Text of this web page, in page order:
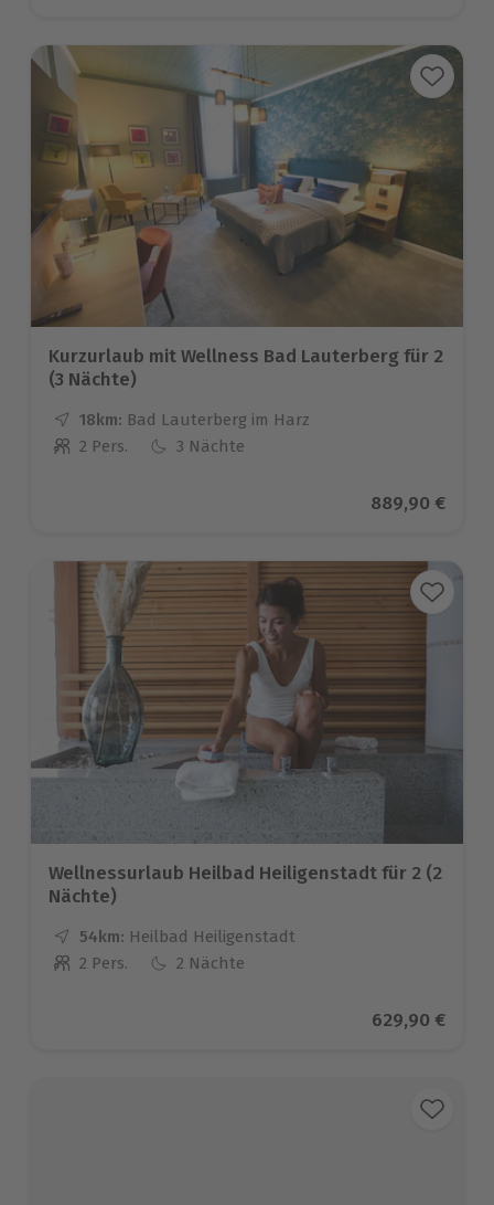
Kurzurlaub mit Wellness Bad Lauterberg für 2
(3 Nächte)
18km: Entfernung
Standort
Bad Lauterberg im Harz
Anzahl der Teilnehmer
2 Pers. 3 Nächte
Aktueller
889,90 €
Wellnessurlaub Heilbad Heiligenstadt für 2 (2
Nächte)
54km: Entfernung
Standort
Heilbad Heiligenstadt
Anzahl der Teilnehmer
2 Pers. 2 Nächte
Aktueller
629,90 €